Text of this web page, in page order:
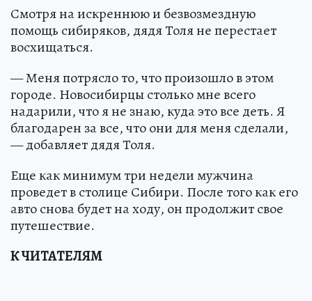
Смотря на искреннюю и безвозмездную
помощь сибиряков, дядя Толя не перестает
восхищаться.
— Меня потрясло то, что произошло в этом
городе. Новосибирцы столько мне всего
надарили, что я не знаю, куда это все деть. Я
благодарен за все, что они для меня сделали,
— добавляет дядя Толя.
Еще как минимум три недели мужчина
проведет в столице Сибири. После того как его
авто снова будет на ходу, он продолжит свое
путешествие.
К ЧИТАТЕЛЯМ